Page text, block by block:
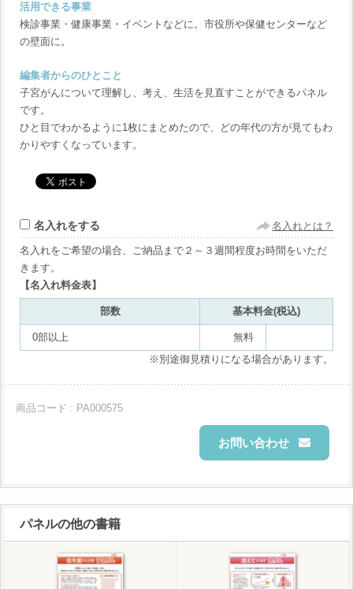
活用できる事業
検診事業・健康事業・イベントなどに。市役所や保健センターなど
の壁面に。
編集者からのひとこと
子宮がんについて理解し、考え、生活を見直すことができるパネル
です。
ひと目でわかるように1枚にまとめたので、どの年代の方が見てもわ
かりやすくなっています。
名入れをする 名入れとは？
名入れをご希望の場合、ご納品まで２～３週間程度お時間をいただ
きます。
【名入れ料金表】
部数 基本料金(税込)
0部以上
無料
※別途御見積りになる場合があります。
商品コード : PA000575
お問い合わせ
パネルの他の書籍